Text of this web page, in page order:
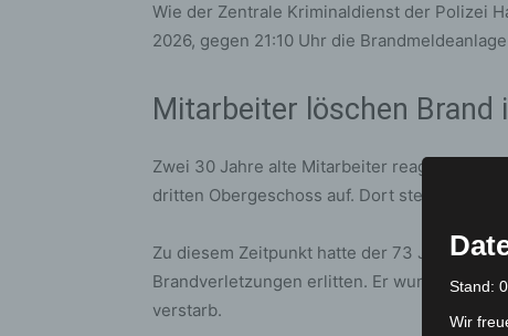
Wie der Zentrale Kriminaldienst der Polizei
2026, gegen 21:10 Uhr die
Mitarbeiter löschen
Zwei 30 Jahre alte Mitarbeiter reagierten
dritten Obergeschoss auf. Dort stellten sie
Zu diesem Zeitpunkt hatte der 73 Jahre alte
Brandverletzungen erlitten. Er wurde
verstarb.
Stand:
Wir